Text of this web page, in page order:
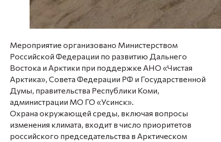
Мероприятие организовано Министерством
Российской Федерации по развитию Дальнего
Востока и Арктики при поддержке АНО «Чистая
Арктика», Совета Федерации РФ и Государственной
Думы, правительства Республики Коми,
администрации МО ГО «Усинск».
Охрана окружающей среды, включая вопросы
изменения климата, входит в число приоритетов
российского председательства в Арктическом